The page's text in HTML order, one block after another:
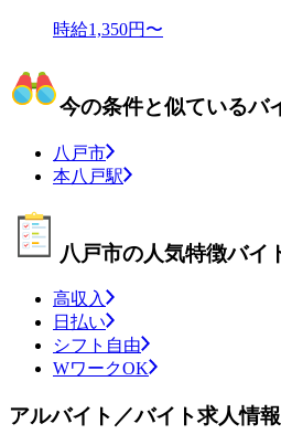
時給1,350円〜
今の条件と似ているバ
八戸市
本八戸駅
八戸市の人気特徴バイ
高収入
日払い
シフト自由
WワークOK
アルバイト／バイト求人情